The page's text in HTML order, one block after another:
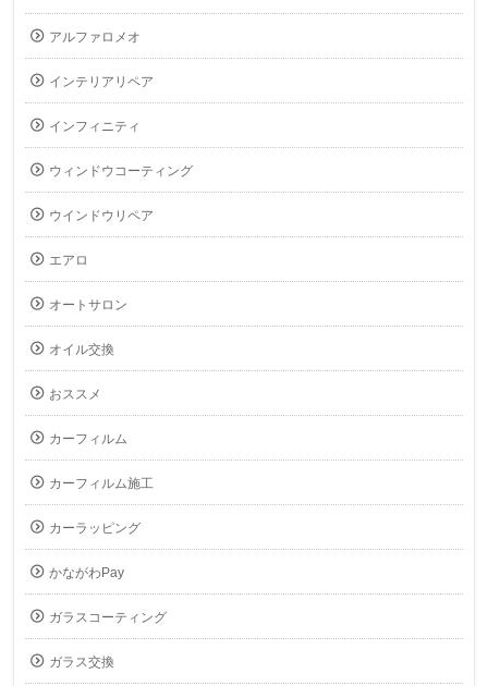
アルファロメオ
インテリアリペア
インフィニティ
ウィンドウコーティング
ウインドウリペア
エアロ
オートサロン
オイル交換
おススメ
カーフィルム
カーフィルム施工
カーラッピング
かながわPay
ガラスコーティング
ガラス交換